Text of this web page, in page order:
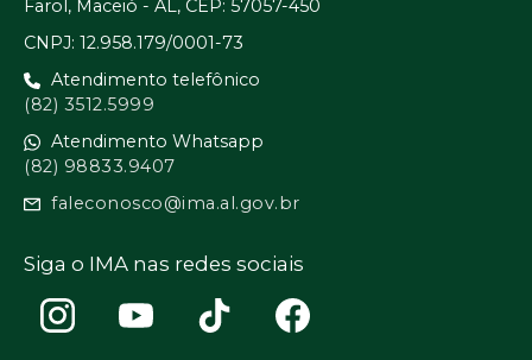
Farol, Maceió - AL, CEP: 57057-450
CNPJ: 12.958.179/0001-73
Atendimento telefônico
(82) 3512.5999
Atendimento Whatsapp
(82) 98833.9407
faleconosco@ima.al.gov.br
Siga o IMA nas redes sociais